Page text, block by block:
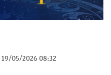
19/05/2026 08:32